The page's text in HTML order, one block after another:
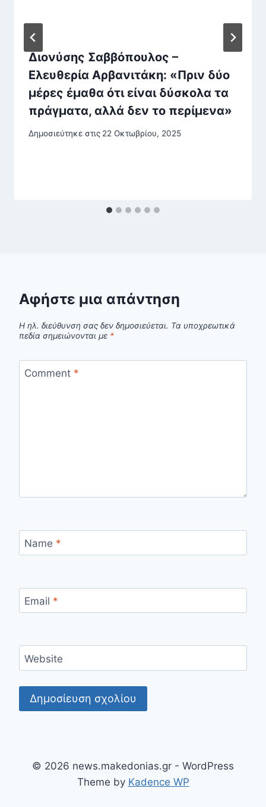
Διονύσης Σαββόπουλος –
Ελευθερία Αρβανιτάκη: «Πριν δύο
μέρες έμαθα ότι είναι δύσκολα τα
πράγματα, αλλά δεν το περίμενα»
Δημοσιεύτηκε στις 22 Οκτωβρίου, 2025
Αφήστε μια απάντηση
Η ηλ. διεύθυνση σας δεν δημοσιεύεται. Τα υποχρεωτικά
πεδία σημειώνονται με *
Comment *
Name *
Email *
Website
© 2026 news.makedonias.gr - WordPress
Theme by Kadence WP